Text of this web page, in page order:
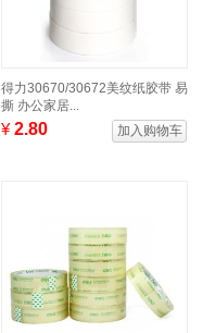
得力30670/30672美纹纸胶带 易
撕 办公家居...
¥2.80 加入购物车